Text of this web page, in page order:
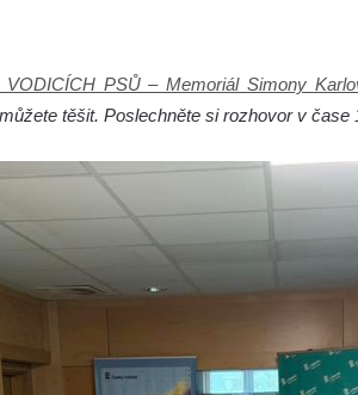
VODICÍCH PSŮ – Memoriál Simony
těšit. Poslechněte si rozhovor v čase